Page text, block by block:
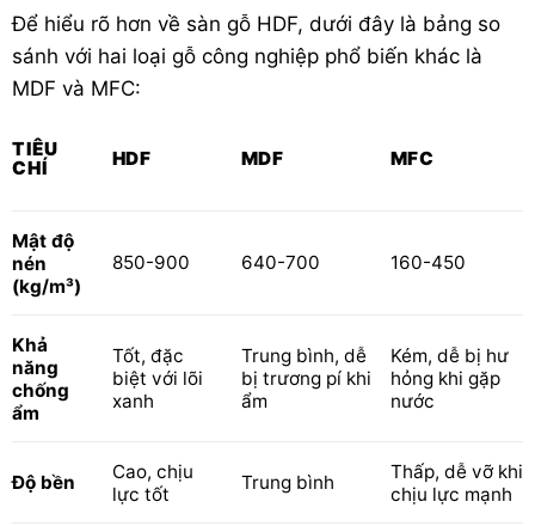
Để hiểu rõ hơn về sàn gỗ HDF, dưới đây là bảng so
sánh với hai loại gỗ công nghiệp phổ biến khác là
MDF và MFC:
TIÊU
CHÍ
HDF MDF MFC
Mật độ
nén
(kg/m³)
850-900 640-700 160-450
Khả
năng
chống
ẩm
Tốt, đặc
biệt với lõi
xanh
Trung bình, dễ
bị trương pí khi
ẩm
Kém, dễ bị hư
hỏng khi gặp
nước
Độ bền
Cao, chịu
lực tốt
Trung bình
Thấp, dễ vỡ khi
chịu lực mạnh